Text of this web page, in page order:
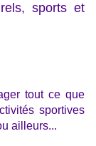
sports et
tout ce que
sportives
ailleurs...